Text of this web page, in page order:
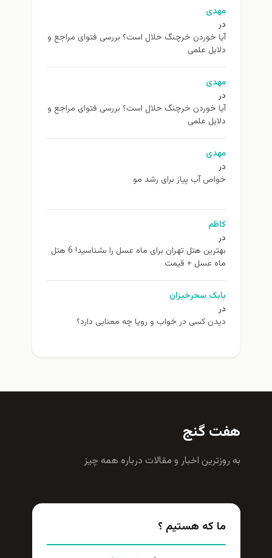
مهدی
در
آیا خوردن خرچنگ حلال است؟ بررسی فتوای مراجع و
دلایل علمی
مهدی
در
آیا خوردن خرچنگ حلال است؟ بررسی فتوای مراجع و
دلایل علمی
مهدی
در
خواص آب پیاز برای رشد مو
کاظم
در
بهترین هتل تهران برای ماه عسل را بشناسید! 6 هتل
ماه عسل + قیمت
بابک سحرخیزان
در
دیدن کسی در خواب و رویا چه معنایی دارد؟
هفت گنج
به روزترين اخبار و مقالات درباره همه چيز
ما که هستیم ؟